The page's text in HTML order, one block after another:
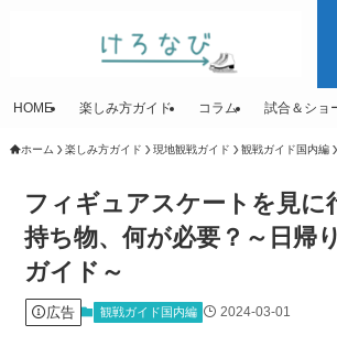
HOME 楽しみ方ガイド コラム 試合＆ショ
ホーム 楽しみ方ガイド 現地観戦ガイド 観戦ガイド国内編
フィギュアスケートを見に
持ち物、何が必要？～日帰
ガイド～
広告 観戦ガイド国内編 2024-03-01